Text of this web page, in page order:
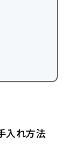
入れ方法